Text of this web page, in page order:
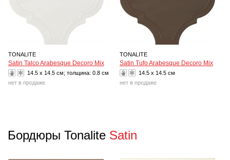
TONALITE
Satin Talco Arabesque Decoro Mix
14.5 x 14.5 см; толщина: 0.8 см
нет в продаже
TONALITE
Satin Tufo Arabesque Decoro Mix
14.5 x 14.5 см
нет в продаже
Бордюры Tonalite Satin